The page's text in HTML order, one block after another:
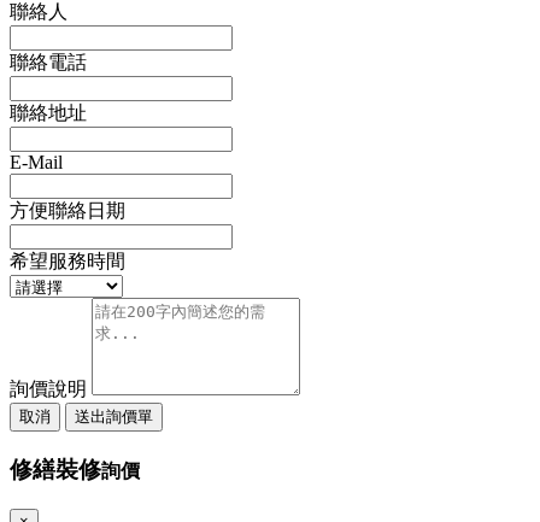
聯絡人
聯絡電話
聯絡地址
E-Mail
方便聯絡日期
希望服務時間
詢價說明
取消 送出詢價單
修繕裝修詢價